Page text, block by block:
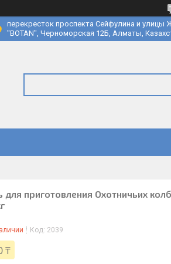
перекресток проспекта Сейфулина и улицы
"BOTAN", Черноморская 12Б, Алматы,
для приготовления Охотничьих
Код: 2039
₸